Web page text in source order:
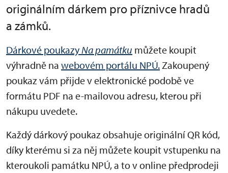
originálním dárkem pro příznivce hradů
a zámků.
Dárkové poukazyNa památku můžete koupit
výhradně na webovém portálu NPÚ. Zakoupený
poukaz vám přijde v elektronické podobě ve
formátu PDF na e-mailovou adresu, kterou při
nákupu uvedete.
Každý dárkový poukaz obsahuje originální QR kód,
díky kterému si za něj můžete koupit vstupenku na
kteroukoli památku NPÚ, a to v online předprodeji